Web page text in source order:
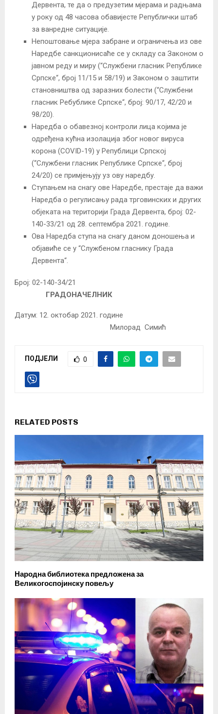
Дервента, те да о предузетим мјерама и радњама
у року од 48 часова обавијесте Републички штаб
за ванредне ситуације.
Непоштовање мјера забране и ограничења из ове
Наредбе санкционисаће се у складу са Законом о
јавном реду и миру (“Службени гласник Републике
Српске“, број 11/15 и 58/19) и Законом о заштити
становништва од заразних болести (“Службени
гласник Ребублике Српске“, број: 90/17, 42/20 и
98/20).
Наредба о обавезној контроли лица којима је
одређена кућна изолација због новог вируса
корона (COVID-19) у Републици Српској
(“Службени гласник Републике Српске“, број
24/20) се примјењују уз ову наредбу.
Ступањем на снагу ове Наредбе, престајe да важи
Наредбa о регулисању рада трговинских и других
објеката на територији Града Дервента, број: 02-
140-33/21 од 28. септембра 2021. године.
Ова Наредба ступа на снагу даном доношења и
објавиће се у “Службеном гласнику Града
Дервента“.
Број: 02-140-34/21
ГРАДОНАЧЕЛНИК
Датум: 12. октобар 2021. године
Милорад Симић
ПОДЈЕЛИ 0
RELATED POSTS
Народна библиотека предложена за
Великогоспојинску повељу